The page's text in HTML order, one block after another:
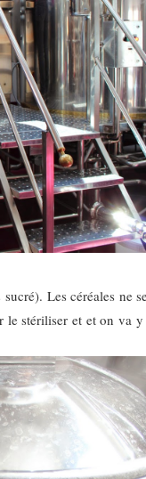
Les céréales ne
stériliser et et on va